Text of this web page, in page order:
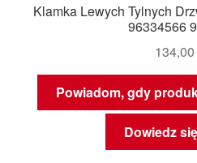
Klamka Lewych Tylnych
96334566
134,00
Powiadom, gdy
Dowiedz